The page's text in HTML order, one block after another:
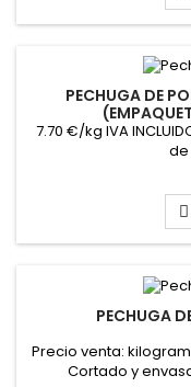
PECHUGA DE
7.70 €/kg IVA
de

PECHUGA
Precio venta:
Cortado y